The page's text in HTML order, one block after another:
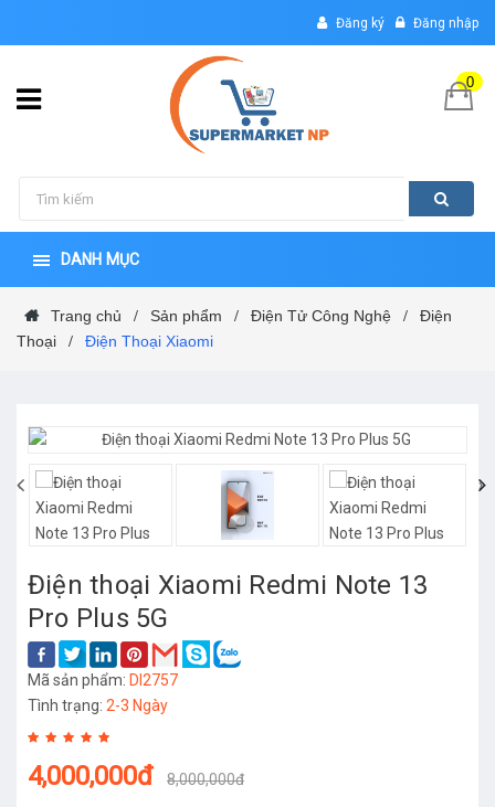
Đăng ký Đăng nhập
0
DANH MỤC
Trang chủ / Sản phẩm / Điện Tử Công Nghệ /
Điện
Thoại
/ Điện Thoại Xiaomi
‹ ›
Điện thoại Xiaomi Redmi Note 13
Pro Plus 5G
Mã sản phẩm: DI2757
Tình trạng: 2-3 Ngày
4,000,000đ 8,000,000đ